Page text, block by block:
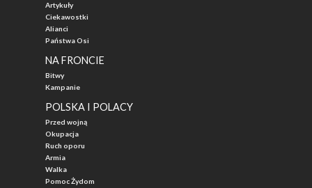
Artykuły
Ciekawostki
Alianci
Państwa Osi
NA FRONCIE
Bitwy
Kampanie
POLSKA I POLACY
Przed wojną
Okupacja
Ruch oporu
Armia
Walka
Pomoc Żydom